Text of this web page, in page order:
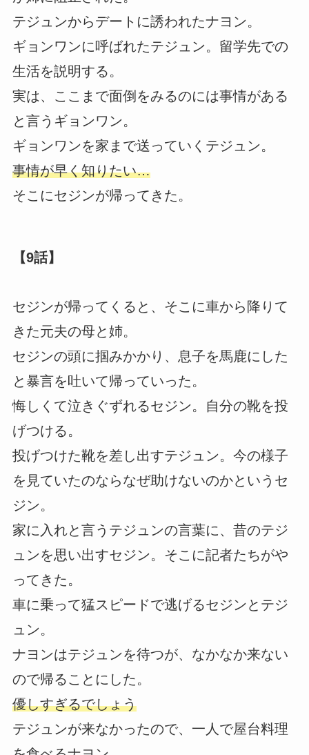
テジュンからデートに誘われたナヨン。
ギョンワンに呼ばれたテジュン。留学先での
生活を説明する。
実は、ここまで面倒をみるのには事情がある
と言うギョンワン。
ギョンワンを家まで送っていくテジュン。
事情が早く知りたい…
そこにセジンが帰ってきた。
【9話】
セジンが帰ってくると、そこに車から降りて
きた元夫の母と姉。
セジンの頭に掴みかかり、息子を馬鹿にした
と暴言を吐いて帰っていった。
悔しくて泣きぐずれるセジン。自分の靴を投
げつける。
投げつけた靴を差し出すテジュン。今の様子
を見ていたのならなぜ助けないのかというセ
ジン。
家に入れと言うテジュンの言葉に、昔のテジ
ュンを思い出すセジン。そこに記者たちがや
ってきた。
車に乗って猛スピードで逃げるセジンとテジ
ュン。
ナヨンはテジュンを待つが、なかなか来ない
ので帰ることにした。
優しすぎるでしょう
テジュンが来なかったので、一人で屋台料理